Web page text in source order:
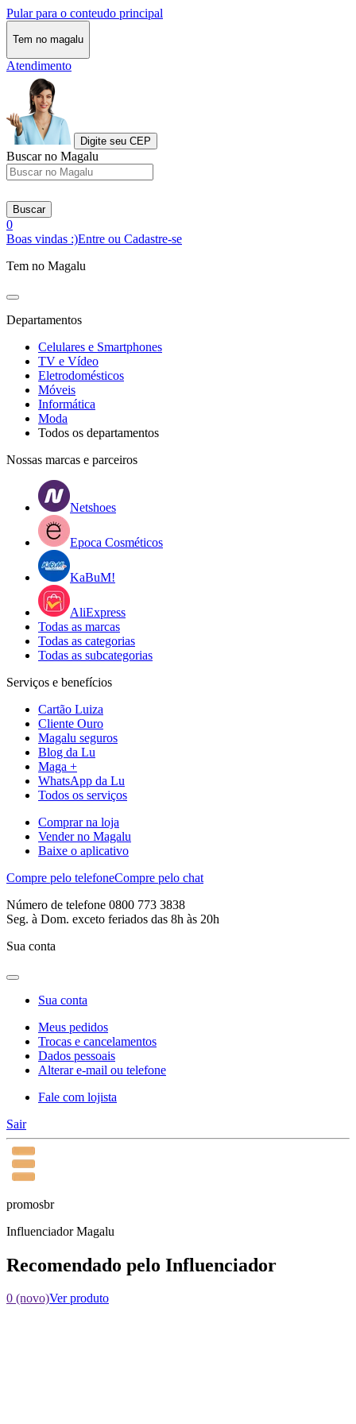
Pular para o conteudo principal
Tem no magalu
Atendimento
Digite seu CEP
Buscar no Magalu
Buscar
0
Boas vindas :)Entre ou Cadastre-se
Tem no Magalu
Departamentos
Celulares e Smartphones
TV e Vídeo
Eletrodomésticos
Móveis
Informática
Moda
Todos os departamentos
Nossas marcas e parceiros
Netshoes
Epoca Cosméticos
KaBuM!
AliExpress
Todas as marcas
Todas as categorias
Todas as subcategorias
Serviços e benefícios
Cartão Luiza
Cliente Ouro
Magalu seguros
Blog da Lu
Maga +
WhatsApp da Lu
Todos os serviços
Comprar na loja
Vender no Magalu
Baixe o aplicativo
Compre pelo telefoneCompre pelo chat
Número de telefone 0800 773 3838
Seg. à Dom. exceto feriados das 8h às 20h
Sua conta
Sua conta
Meus pedidos
Trocas e cancelamentos
Dados pessoais
Alterar e-mail ou telefone
Fale com lojista
Sair
promosbr
Influenciador Magalu
Recomendado pelo Influenciador
0 (novo)Ver produto